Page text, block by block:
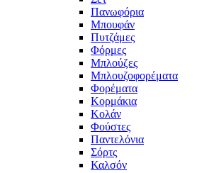
Πανωφόρια
Μπουφάν
Πυτζάμες
Φόρμες
Μπλούζες
Μπλουζοφορέματα
Φορέματα
Κορμάκια
Κολάν
Φούστες
Παντελόνια
Σόρτς
Καλσόν